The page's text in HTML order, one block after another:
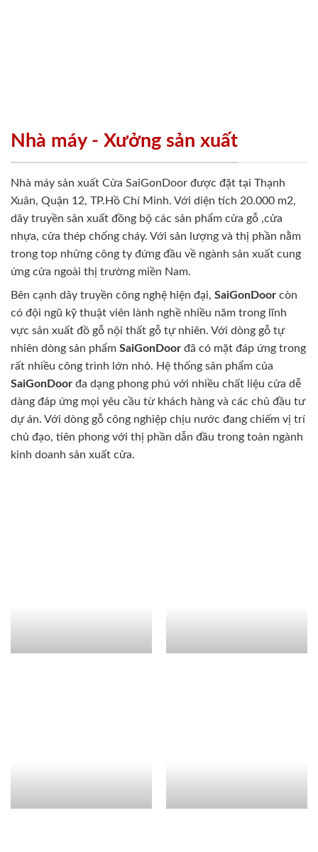
Nhà máy - Xưởng sản xuất
Nhà máy sản xuất Cửa SaiGonDoor được đặt tại Thạnh
Xuân, Quận 12, TP.Hồ Chí Minh. Với diện tích 20.000 m2,
dây truyền sản xuất đồng bộ các sản phẩm cửa gỗ ,cửa
nhựa, cửa thép chống cháy. Với sản lượng và thị phần nằm
trong top những công ty đứng đầu về ngành sản xuất cung
ứng cửa ngoài thị trường miền Nam.
Bên cạnh dây truyền công nghệ hiện đại, SaiGonDoor còn
có đội ngũ kỹ thuật viên lành nghề nhiều năm trong lĩnh
vực sản xuất đồ gỗ nội thất gỗ tự nhiên. Với dòng gỗ tự
nhiên dòng sản phẩm SaiGonDoor đã có mặt đáp ứng trong
rất nhiều công trình lớn nhỏ. Hệ thống sản phẩm của
SaiGonDoor đa dạng phong phú với nhiều chất liệu cửa dễ
dàng đáp ứng mọi yêu cầu từ khách hàng và các chủ đầu tư
dự án. Với dòng gỗ công nghiệp chịu nước đang chiếm vị trí
chủ đạo, tiên phong với thị phần dẫn đầu trong toàn ngành
kinh doanh sản xuất cửa.